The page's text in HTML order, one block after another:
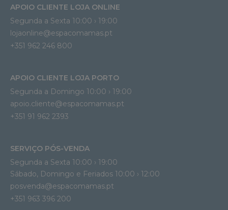
APOIO CLIENTE LOJA ONLINE
Segunda a Sexta 10:00 › 19:00
lojaonline@espacomamas.pt
+351 962 246 800
APOIO CLIENTE LOJA PORTO
Segunda a Domingo 10:00 › 19:00
apoio.cliente@espacomamas.pt
+351 91 962 2393
SERVIÇO PÓS-VENDA
Segunda a Sexta 10:00 › 19:00
Sábado, Domingo e Feriados 10:00 › 12:00
posvenda@espacomamas.pt
+351 963 396 200